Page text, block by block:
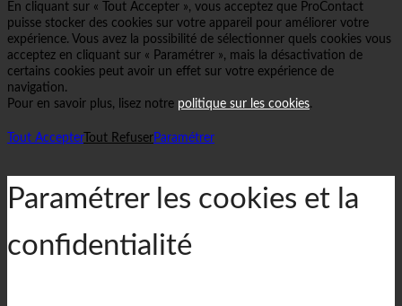
En cliquant sur « Tout Accepter », vous acceptez que ProContact
puisse stocker des cookies sur votre appareil pour améliorer votre
expérience. Vous avez la possibilité de sélectionner quels cookies vous
acceptez en cliquant sur « Paramétrer », mais la désactivation de
certains cookies peut avoir un effet sur votre expérience de
navigation.
Pour en savoir plus, lisez notre politique sur les cookies.
Tout AccepterTout RefuserParamétrer
Paramétrer les cookies et la
confidentialité